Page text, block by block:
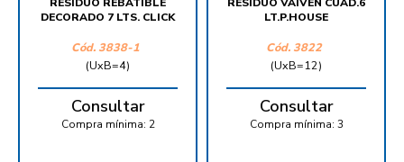
RESIDUO REBATIBLE
DECORADO 7 LTS. CLICK
Cód. 3838-1
(UxB=4)
Consultar
Compra mínima: 2
RESIDUO VAIVEN CUAD.6
LT.P.HOUSE
Cód. 3822
(UxB=12)
Consultar
Compra mínima: 3